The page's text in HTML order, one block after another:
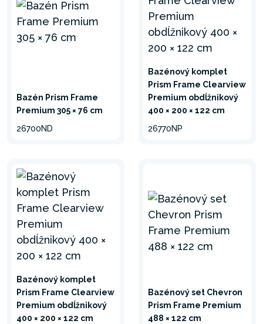
Bazén Prism Frame
Premium 305 × 76 cm
26700ND
Bazénový komplet
Prism Frame Clearview
Premium obdĺžnikový
400 × 200 × 122 cm
26770NP
Bazénový komplet
Prism Frame Clearview
Premium obdĺžnikový
400 × 200 × 122 cm
Bazénový set Chevron
Prism Frame Premium
488 × 122 cm